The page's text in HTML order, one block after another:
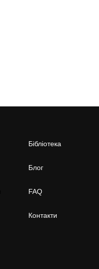
Бібліотека
Блог
FAQ
Контакти